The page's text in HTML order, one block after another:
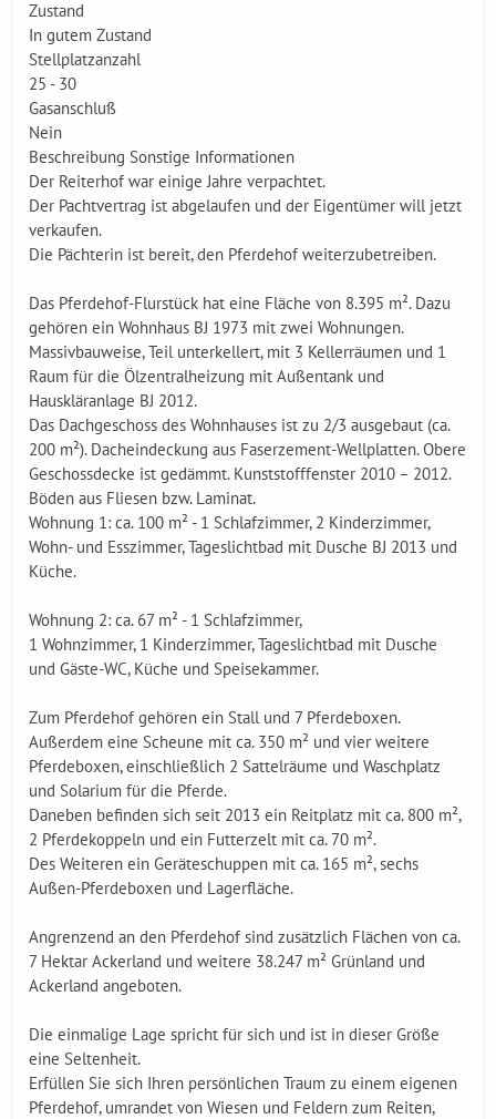
Zustand
In gutem Zustand
Stellplatzanzahl
25 - 30
Gasanschluß
Nein
Beschreibung Sonstige Informationen
Der Reiterhof war einige Jahre verpachtet.
Der Pachtvertrag ist abgelaufen und der Eigentümer will jetzt
verkaufen.
Die Pächterin ist bereit, den Pferdehof weiterzubetreiben.
Das Pferdehof-Flurstück hat eine Fläche von 8.395 m². Dazu
gehören ein Wohnhaus BJ 1973 mit zwei Wohnungen.
Massivbauweise, Teil unterkellert, mit 3 Kellerräumen und 1
Raum für die Ölzentralheizung mit Außentank und
Hauskläranlage BJ 2012.
Das Dachgeschoss des Wohnhauses ist zu 2/3 ausgebaut (ca.
200 m²). Dacheindeckung aus Faserzement-Wellplatten. Obere
Geschossdecke ist gedämmt. Kunststofffenster 2010 – 2012.
Böden aus Fliesen bzw. Laminat.
Wohnung 1: ca. 100 m² - 1 Schlafzimmer, 2 Kinderzimmer,
Wohn- und Esszimmer, Tageslichtbad mit Dusche BJ 2013 und
Küche.
Wohnung 2: ca. 67 m² - 1 Schlafzimmer,
1 Wohnzimmer, 1 Kinderzimmer, Tageslichtbad mit Dusche
und Gäste-WC, Küche und Speisekammer.
Zum Pferdehof gehören ein Stall und 7 Pferdeboxen.
Außerdem eine Scheune mit ca. 350 m² und vier weitere
Pferdeboxen, einschließlich 2 Sattelräume und Waschplatz
und Solarium für die Pferde.
Daneben befinden sich seit 2013 ein Reitplatz mit ca. 800 m²,
2 Pferdekoppeln und ein Futterzelt mit ca. 70 m².
Des Weiteren ein Geräteschuppen mit ca. 165 m², sechs
Außen-Pferdeboxen und Lagerfläche.
Angrenzend an den Pferdehof sind zusätzlich Flächen von ca.
7 Hektar Ackerland und weitere 38.247 m² Grünland und
Ackerland angeboten.
Die einmalige Lage spricht für sich und ist in dieser Größe
eine Seltenheit.
Erfüllen Sie sich Ihren persönlichen Traum zu einem eigenen
Pferdehof, umrandet von Wiesen und Feldern zum Reiten,